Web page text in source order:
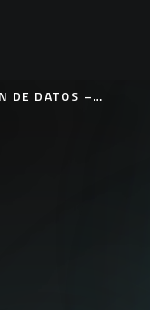
DE DATOS –
PRIVACIDAD